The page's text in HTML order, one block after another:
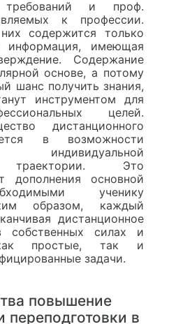
требований и проф.
к профессии.
содержится только
информация, имеющая
Содержание
основе, а потому
шанс получить знания,
инструментом для
целей.
дистанционного
в возможности
траектории. Это
дополнения основной
ученику
образом, каждый
дистанционное
собственных силах и
простые, так и
задачи.
повышение
переподготовки в